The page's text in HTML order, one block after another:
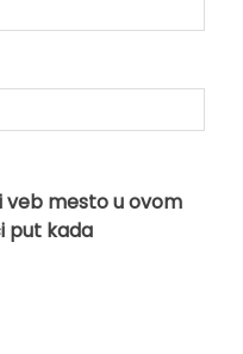
veb mesto u ovom
put kada